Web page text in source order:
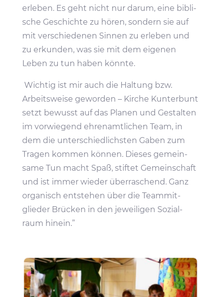
erleben. Es geht nicht nur darum, eine bibli­
sche Geschichte zu hören, sondern sie auf
mit verschie­denen Sinnen zu erleben und
zu erkunden, was sie mit dem eigenen
Leben zu tun haben könnte.
Wichtig ist mir auch die Haltung bzw.
Arbeits­weise geworden – Kirche Kunter­bunt
setzt bewusst auf das Planen und Gestalten
im vorwie­gend ehren­amt­li­chen Team, in
dem die unter­schied­lichsten Gaben zum
Tragen kommen können. Dieses gemein­
same Tun macht Spaß, stiftet Gemein­schaft
und ist immer wieder über­ra­schend. Ganz
orga­nisch entstehen über die Team­mit­
glieder Brücken in den jewei­ligen Sozi­al­
raum hinein.”